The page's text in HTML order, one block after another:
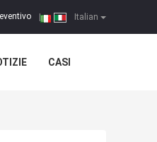
Italian
|
CASI